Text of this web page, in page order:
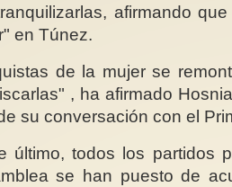
afirmando
en Túnez.
de la mujer se
, ha afirmado
su conversación con el
último, todos los partidos
se han puesto de